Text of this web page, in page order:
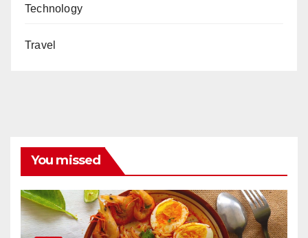
Technology
Travel
You missed